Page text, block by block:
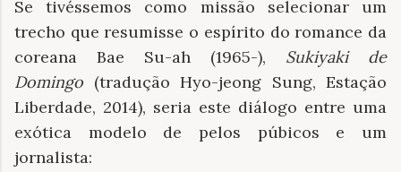
Se tivéssemos como missão selecionar um
trecho que resumisse o espírito do romance da
coreana Bae Su-ah (1965-), Sukiyaki de
Domingo (tradução Hyo-jeong Sung, Estação
Liberdade, 2014), seria este diálogo entre uma
exótica modelo de pelos púbicos e um
jornalista: